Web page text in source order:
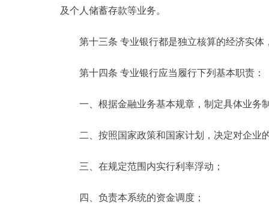
及个人储蓄存款等业务。
第十三条 专业银行都是独立核算的经济实体
第十四条 专业银行应当履行下列基本职责：
一、根据金融业务基本规章，制定具体业务
二、按照国家政策和国家计划，决定对企业
三、在规定范围内实行利率浮动；
四、负责本系统的资金调度；